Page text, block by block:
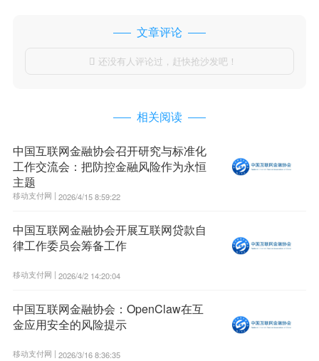
文章评论
 还没有人评论过，赶快抢沙发吧！
相关阅读
中国互联网金融协会召开研究与标准化
工作交流会：把防控金融风险作为永恒
主题
移动支付网 | 2026/4/15 8:59:22
中国互联网金融协会开展互联网贷款自
律工作委员会筹备工作
移动支付网 | 2026/4/2 14:20:04
中国互联网金融协会：OpenClaw在互
金应用安全的风险提示
移动支付网 | 2026/3/16 8:36:35